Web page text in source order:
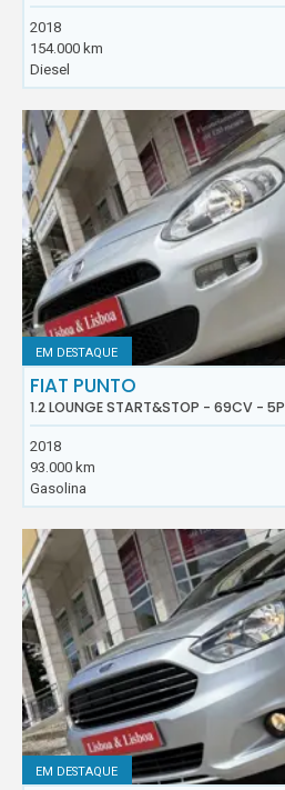
2018
154.000 km
Diesel
EM DESTAQUE
FIAT PUNTO
1.2 LOUNGE START&STOP - 69CV - 5P
2018
93.000 km
Gasolina
EM DESTAQUE